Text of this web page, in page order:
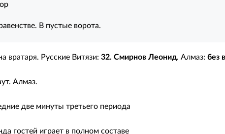
В пустые ворота.
вратаря. Русские Витязи: 32. Смирнов Леонид. Алмаз: без
Алмаз.
две минуты третьего периода
гостей играет в полном составе